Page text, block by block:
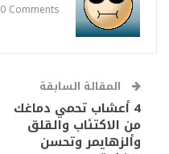
0 Comments
المقالة السابقة
4 أعشاب تحمي دماغك
من الاكتئاب والقلق
وألزهايمر وتحسن